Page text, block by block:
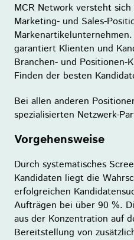
MCR Network versteht
Marketing- und Sales-
garantiert Klienten und
Branchen- und Positionen-
Finden der besten
Bei allen anderen
spezialisierten Netzwerk-
Vorgehensweise
Durch systematisches
Kandidaten liegt die
erfolgreichen
Aufträgen bei über 90 %.
aus der Konzentration auf
Bereitstellung von